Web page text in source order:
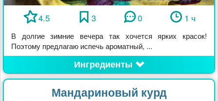
4.5 3 0 1 ч
В долгие зимние вечера так хочется ярких красок!
Поэтому предлагаю испечь ароматный, ...
Ингредиенты
Мандариновый курд